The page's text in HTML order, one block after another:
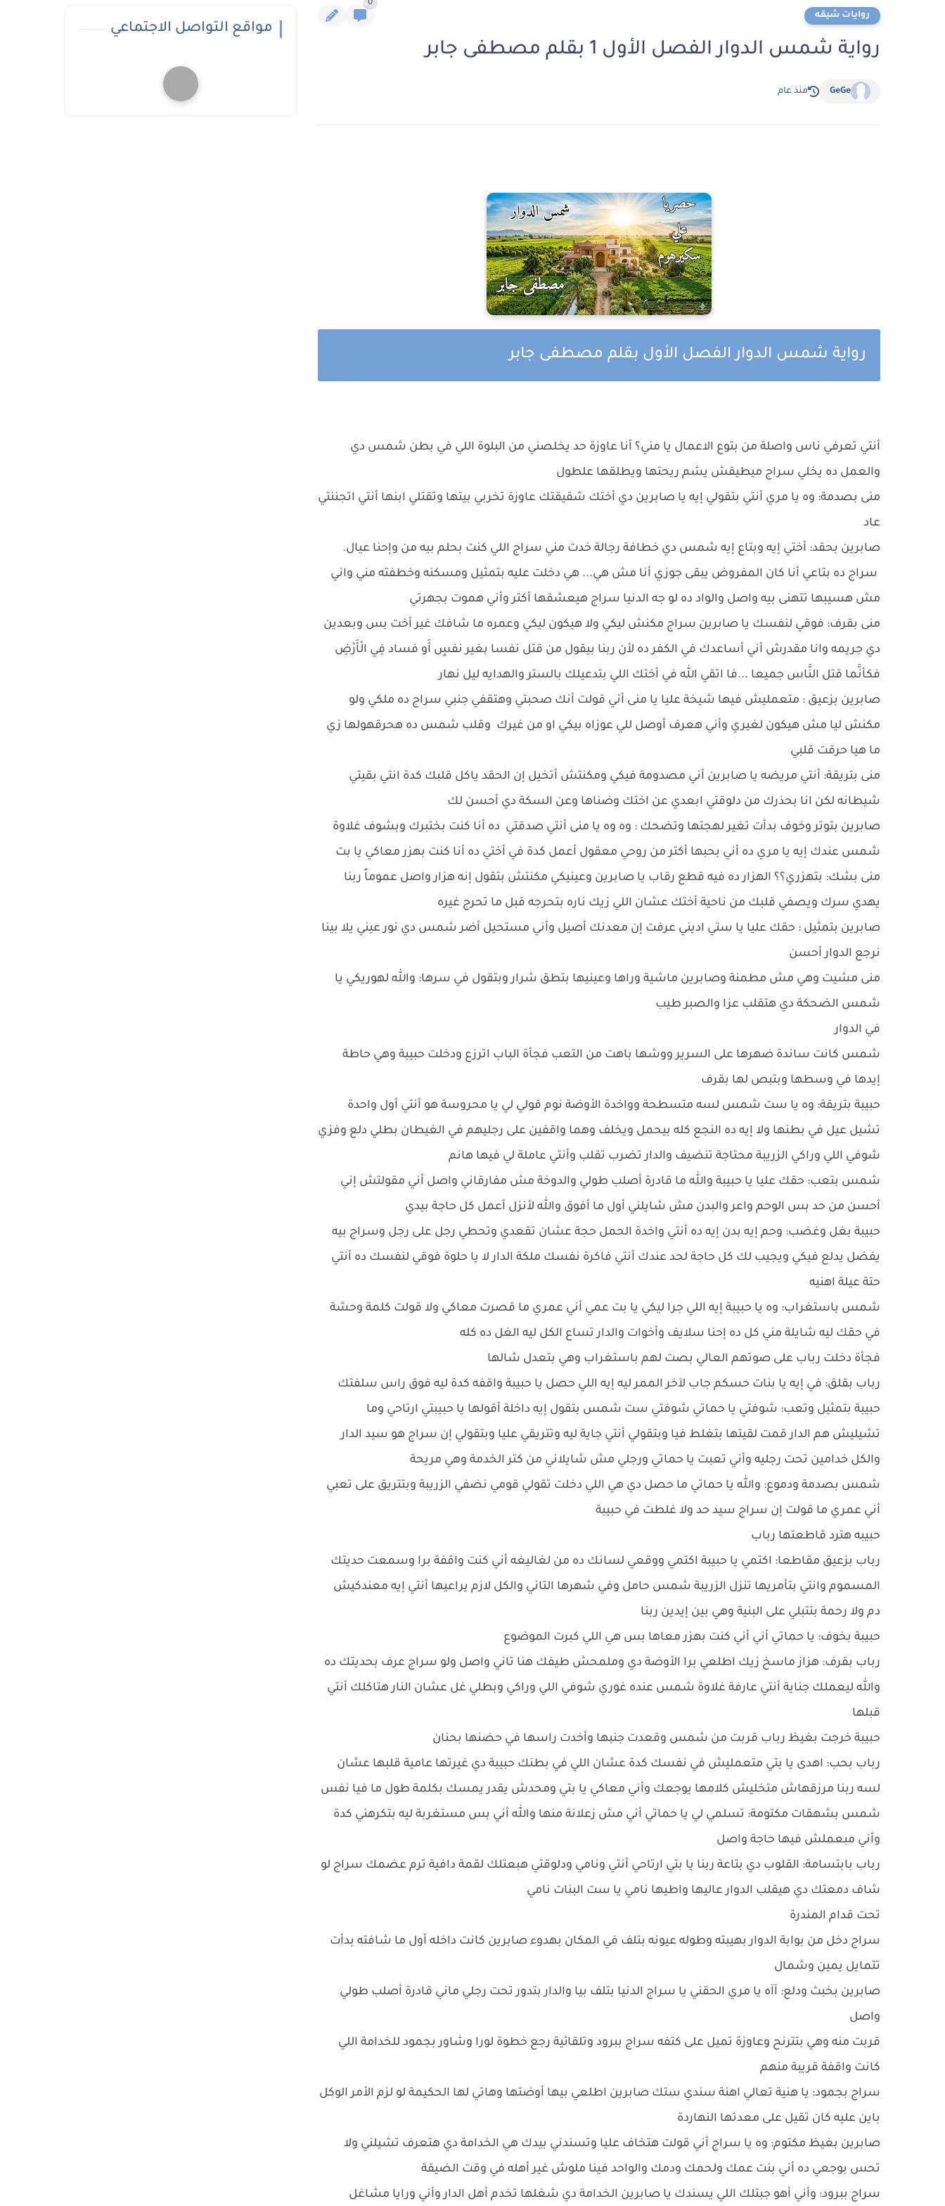
روايات شيقه
0
رواية شمس الدوار الفصل الأول 1 بقلم مصطفى جابر
GeGe منذ عام
رواية شمس الدوار الفصل الأول بقلم مصطفى جابر
أنتي تعرفي ناس واصلة من بتوع الاعمال يا مني؟ أنا عاوزة حد يخلصني من البلوة اللي في بطن شمس دي
والعمل ده يخلي سراج ميطيقش يشم ريحتها ويطلقها علطول
منى بصدمة: وه يا مري أنتي بتقولي إيه يا صابرين دي أختك شقيقتك عاوزة تخربي بيتها وتقتلي ابنها أنتي اتجننتي
عاد
صابرين بحقد: أختي إيه وبتاع إيه شمس دي خطافة رجالة خدت مني سراج اللي كنت بحلم بيه من وإحنا عيال.
سراج ده بتاعي أنا كان المفروض يبقى جوزي أنا مش هي... هي دخلت عليه بتمثيل ومسكنه وخطفته مني واني
مش هسيبها تتهنى بيه واصل والواد ده لو جه الدنيا سراج هيعشقها أكتر وأني هموت بجهرتي
منى بقرف: فوقي لنفسك يا صابرين سراج مكنش ليكي ولا هيكون ليكي وعمره ما شافك غير أخت بس وبعدين
دي جريمه وانا مقدرش أني أساعدك في الكفر ده لأن ربنا بيقول من قتل نفسا بغير نفسٍ أَو فساد فِي الْأَرْضِ
فكأنَّما قتل النَّاس جميعا ...فا اتقي الله في أختك اللي بتدعيلك بالستر والهدايه ليل نهار
صابرين بزعيق : متعمليش فيها شيخة عليا يا منى أني قولت أنك صحبتي وهتقفي جنبي سراج ده ملكي ولو
مكنش ليا مش هيكون لغيري وأني هعرف أوصل للي عوزاه بيكي او من غيرك وقلب شمس ده هحرقهولها زي
ما هيا حرقت قلبي
منى بتريقة: أنتي مريضه يا صابرين أني مصدومة فيكي ومكنتش أتخيل إن الحقد ياكل قلبك كدة انتي بقيتي
شيطانه لكن انا بحذرك من دلوقتي ابعدي عن اختك وضناها وعن السكة دي أحسن لك
صابرين بتوتر وخوف بدأت تغير لهجتها وتضحك : وه وه يا منى أنتي صدقتي ده أنا كنت بختبرك وبشوف غلاوة
شمس عندك إيه يا مري ده أني بحبها أكتر من روحي معقول أعمل كدة في أختي ده أنا كنت بهزر معاكي يا بت
منى بشك: بتهزري؟؟ الهزار ده فيه قطع رقاب يا صابرين وعينيكي مكنتش بتقول إنه هزار واصل عموماً ربنا
يهدي سرك ويصفي قلبك من ناحية أختك عشان اللي زيك ناره بتحرجه قبل ما تحرج غيره
صابرين بتمثيل : حقك عليا يا ستي اديني عرفت إن معدنك أصيل وأني مستحيل أضر شمس دي نور عيني يلا بينا
نرجع الدوار أحسن
منى مشيت وهي مش مطمنة وصابرين ماشية وراها وعينيها بتطق شرار وبتقول في سرها: والله لهوريكي يا
شمس الضحكة دي هتقلب عزا والصبر طيب
في الدوار
شمس كانت ساندة ضهرها على السرير ووشها باهت من التعب فجأة الباب اترزع ودخلت حبيبة وهي حاطة
إيدها في وسطها وبتبص لها بقرف
حبيبة بتريقة: وه يا ست شمس لسه متسطحة وواخدة الأوضة نوم قولي لي يا محروسة هو أنتي أول واحدة
تشيل عيل في بطنها ولا إيه ده النجع كله بيحمل ويخلف وهما واقفين على رجليهم في الغيطان بطلي دلع وفزي
شوفي اللي وراكي الزريبة محتاجة تنضيف والدار تضرب تقلب وأنتي عاملة لي فيها هانم
شمس بتعب: حقك عليا يا حبيبة والله ما قادرة أصلب طولي والدوخة مش مفارقاني واصل أني مقولتش إني
أحسن من حد بس الوحم واعر والبدن مش شايلني أول ما أفوق والله لأنزل أعمل كل حاجة بيدي
حبيبة بغل وغضب: وحم إيه بدن إيه ده أنتي واخدة الحمل حجة عشان تقعدي وتحطي رجل على رجل وسراج بيه
يفضل يدلع فيكي ويجيب لك كل حاجة لحد عندك أنتي فاكرة نفسك ملكة الدار لا يا حلوة فوقي لنفسك ده أنتي
حتة عيلة اهنيه
شمس باستغراب: وه يا حبيبة إيه اللي جرا ليكي يا بت عمي أني عمري ما قصرت معاكي ولا قولت كلمة وحشة
في حقك ليه شايلة مني كل ده إحنا سلايف وأخوات والدار تساع الكل ليه الغل ده كله
فجأة دخلت رباب على صوتهم العالي بصت لهم باستغراب وهي بتعدل شالها
رباب بقلق: في إيه يا بنات حسكم جاب لآخر الممر ليه إيه اللي حصل يا حبيبة واقفه كدة ليه فوق راس سلفتك
حبيبة بتمثيل وتعب: شوفتي يا حماتي شوفتي ست شمس بتقول إيه داخلة أقولها يا حبيبتي ارتاحي وما
تشيليش هم الدار قمت لقيتها بتغلط فيا وبتقولي أنتي جاية ليه وتتريقي عليا وبتقولي إن سراج هو سيد الدار
والكل خدامين تحت رجليه وأني تعبت يا حماتي ورجلي مش شايلاني من كتر الخدمة وهي مريحة
شمس بصدمة ودموع: والله يا حماتي ما حصل دي هي اللي دخلت تقولي قومي نضفي الزريبة وبتتريق على تعبي
أني عمري ما قولت إن سراج سيد حد ولا غلطت في حبيبة
حبيبه هترد قاطعتها رباب
رباب بزعيق مقاطعا: اكتمي يا حبيبة اكتمي ووقعي لسانك ده من لغاليغه أني كنت واقفة برا وسمعت حديتك
المسموم وانتي بتأمريها تنزل الزريبة شمس حامل وفي شهرها التاني والكل لازم يراعيها أنتي إيه معندكيش
دم ولا رحمة بتتبلي على البنية وهي بين إيدين ربنا
حبيبة بخوف: يا حماتي أني أني كنت بهزر معاها بس هي اللي كبرت الموضوع
رباب بقرف: هزاز ماسخ زيك اطلعي برا الأوضة دي وملمحش طيفك هنا تاني واصل ولو سراج عرف بحديتك ده
والله ليعملك جناية أنتي عارفة غلاوة شمس عنده غوري شوفي اللي وراكي وبطلي غل عشان النار هتاكلك أنتي
قبلها
حبيبة خرجت بغيظ رباب قربت من شمس وقعدت جنبها وأخدت راسها في حضنها بحنان
رباب بحب: اهدى يا بتي متعمليش في نفسك كدة عشان اللي في بطنك حبيبة دي غيرتها عامية قلبها عشان
لسه ربنا مرزقهاش متخليش كلامها يوجعك وأني معاكي يا بتي ومحدش يقدر يمسك بكلمة طول ما فيا نفس
شمس بشهقات مكتومة: تسلمي لي يا حماتي أني مش زعلانة منها والله أني بس مستغربة ليه بتكرهني كدة
وأني مبعملش فيها حاجة واصل
رباب بابتسامة: القلوب دي بتاعة ربنا يا بتي ارتاحي أنتي ونامي ودلوقتي هبعتلك لقمة دافية ترم عضمك سراج لو
شاف دمعتك دي هيقلب الدوار عاليها واطيها نامي يا ست البنات نامي
تحت قدام المندرة
سراج دخل من بوابة الدوار بهيبته وطوله عيونه بتلف في المكان بهدوء صابرين كانت داخله أول ما شافته بدأت
تتمايل يمين وشمال
صابرين بخبث ودلع: آآه يا مري الحقني يا سراج الدنيا بتلف بيا والدار بتدور تحت رجلي ماني قادرة أصلب طولي
واصل
قربت منه وهي بتترنح وعاوزة تميل على كتفه سراج ببرود وتلقائية رجع خطوة لورا وشاور بجمود للخدامة اللي
كانت واقفة قريبة منهم
سراج بجمود: يا هنية تعالي اهنة سندي ستك صابرين اطلعي بيها أوضتها وهاتي لها الحكيمة لو لزم الأمر الوكل
باين عليه كان تقيل على معدتها النهاردة
صابرين بغيظ مكتوم: وه يا سراج أني قولت هتخاف عليا وتسندني بيدك هي الخدامة دي هتعرف تشيلني ولا
تحس بوجعي ده أني بنت عمك ولحمك ودمك والواحد فينا ملوش غير أهله في وقت الضيقة
سراج ببرود: وأني أهو جبتلك اللي يسندك يا صابرين الخدامة دي شغلها تخدم أهل الدار وأني ورايا مشاغل
مواقع التواصل الاجتماعي